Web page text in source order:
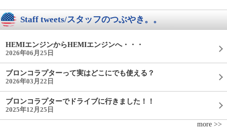
Staff tweets/スタッフのつぶやき。。
HEMIエンジンからHEMIエンジンへ・・・
2026年06月25日
ブロンコラプターって実はどこにでも使える？
2026年03月22日
ブロンコラプターでドライブに行きました！！
2025年12月25日
more >>